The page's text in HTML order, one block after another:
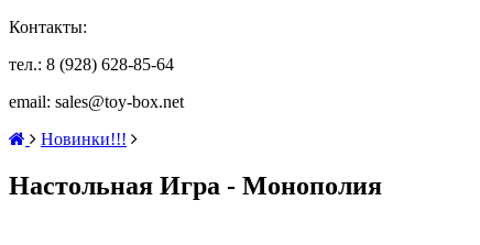
Контакты:
тел.: 8 (928) 628-85-64
email: sales@toy-box.net
Новинки!!!
Настольная Игра - Монополия